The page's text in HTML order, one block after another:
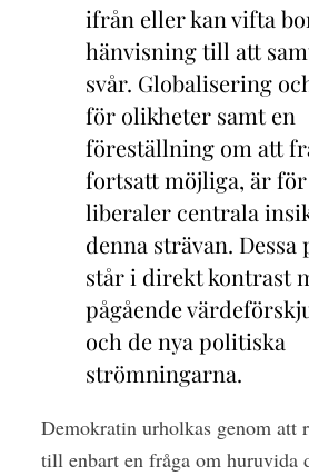
ifrån eller kan vifta
hänvisning till att
svår. Globalisering
för olikheter samt en
föreställning om att
fortsatt möjliga, är för
liberaler centrala
denna strävan.
står i direkt kontrast
pågående
och de nya politiska
strömningarna.
Demokratin urholkas genom att
till enbart en fråga om huruvida